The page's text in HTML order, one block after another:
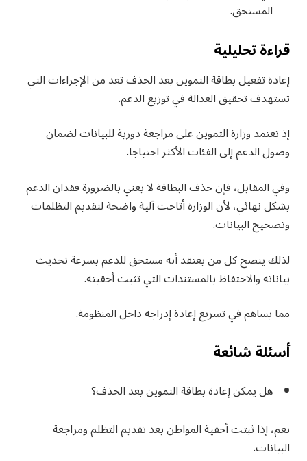
المستحق.
قراءة تحليلية
إعادة تفعيل بطاقة التموين بعد الحذف تعد من الإجراءات التي
تستهدف تحقيق العدالة في توزيع الدعم.
إذ تعتمد وزارة التموين على مراجعة دورية للبيانات لضمان
وصول الدعم إلى الفئات الأكثر احتياجا.
وفي المقابل، فإن حذف البطاقة لا يعني بالضرورة فقدان الدعم
بشكل نهائي، لأن الوزارة أتاحت آلية واضحة لتقديم التظلمات
وتصحيح البيانات.
لذلك ينصح كل من يعتقد أنه مستحق للدعم بسرعة تحديث
بياناته والاحتفاظ بالمستندات التي تثبت أحقيته.
مما يساهم في تسريع إعادة إدراجه داخل المنظومة.
أسئلة شائعة
هل يمكن إعادة بطاقة التموين بعد الحذف؟
نعم، إذا ثبتت أحقية المواطن بعد تقديم التظلم ومراجعة
البيانات.